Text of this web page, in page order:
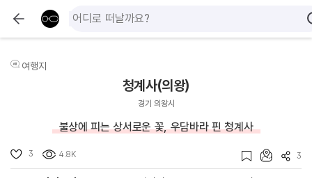
여행지
청계사(의왕)
경기 의왕시
불상에 피는 상서로운 꽃, 우담바라 핀 청계사
3 4.8K 3